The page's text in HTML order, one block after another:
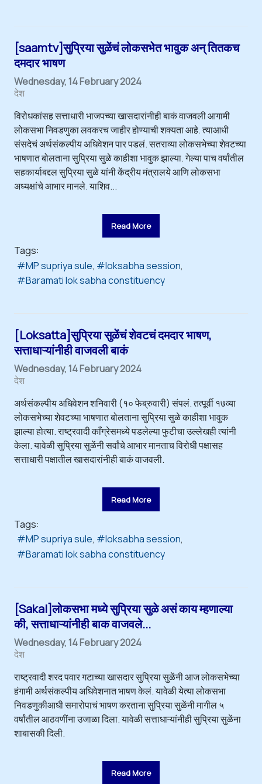
[saamtv]सुप्रिया सुळेंचं लोकसभेत भावुक अन् तितकच
दमदार भाषण
Wednesday, 14 February 2024
देश
विरोधकांसह सत्ताधारी भाजपच्या खासदारांनीही बाकं वाजवली आगामी
लोकसभा निवडणुका लवकरच जाहीर होण्याची शक्यता आहे. त्याआधी
संसदेचं अर्थसंकल्पीय अधिवेशन पार पडलं. सतराव्या लोकसभेच्या शेवटच्या
भाषणात बोलताना सुप्रिया सुळे काहीशा भावुक झाल्या. गेल्या पाच वर्षांतील
सहकार्याबद्दल सुप्रिया सुळे यांनी केंद्रीय मंत्रालये आणि लोकसभा
अध्यक्षांचे आभार मानले. याशिव...
Read More
Tags:
MP supriya sule
loksabha session
Baramati lok sabha constituency
[Loksatta]सुप्रिया सुळेंचं शेवटचं दमदार भाषण,
सत्ताधाऱ्यांनीही वाजवली बाकं
Wednesday, 14 February 2024
देश
अर्थसंकल्पीय अधिवेशन शनिवारी (१० फेब्रुवारी) संपलं. तत्पूर्वी १७व्या
लोकसभेच्या शेवटच्या भाषणात बोलताना सुप्रिया सुळे काहीशा भावुक
झाल्या होत्या. राष्ट्रवादी काँग्रेसमध्ये पडलेल्या फुटीचा उल्लेखही त्यांनी
केला. यावेळी सुप्रिया सुळेंनी सर्वांचे आभार मानताच विरोधी पक्षासह
सत्ताधारी पक्षातील खासदारांनीही बाकं वाजवली.
Read More
Tags:
MP supriya sule
loksabha session
Baramati lok sabha constituency
[Sakal]लोकसभा मध्ये सुप्रिया सुळे असं काय म्हणाल्या
की, सत्ताधाऱ्यांनीही बाक वाजवले...
Wednesday, 14 February 2024
देश
राष्ट्रवादी शरद पवार गटाच्या खासदार सुप्रिया सुळेंनी आज लोकसभेच्या
हंगामी अर्थसंकल्पीय अधिवेशनात भाषण केलं. यावेळी येत्या लोकसभा
निवडणुकीआधी समारोपाचं भाषण करताना सुप्रिया सुळेंनी मागील ५
वर्षांतील आठवणींना उजाळा दिला. यावेळी सत्ताधाऱ्यांनीही सुप्रिया सुळेंना
शाबासकी दिली.
Read More